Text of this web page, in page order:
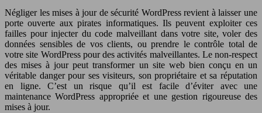
Négliger les mises à jour de sécurité WordPress revient à laisser une
porte ouverte aux pirates informatiques. Ils peuvent exploiter ces
failles pour injecter du code malveillant dans votre site, voler des
données sensibles de vos clients, ou prendre le contrôle total de
votre site WordPress pour des activités malveillantes. Le non-respect
des mises à jour peut transformer un site web bien conçu en un
véritable danger pour ses visiteurs, son propriétaire et sa réputation
en ligne. C’est un risque qu’il est facile d’éviter avec une
maintenance WordPress appropriée et une gestion rigoureuse des
mises à jour.